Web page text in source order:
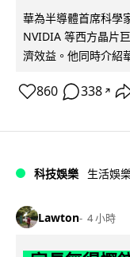
華為半導體首席科學
NVIDIA 等西方晶片
濟效益。他同時介紹
860 338 ↗
科技娛樂 生活娛
Lawton 4 小時